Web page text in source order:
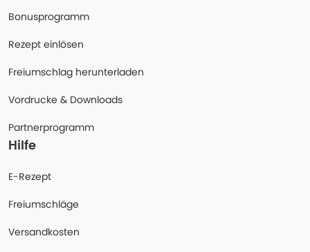
Bonusprogramm
Rezept einlösen
Freiumschlag herunterladen
Vordrucke & Downloads
Partnerprogramm
Hilfe
E-Rezept
Freiumschläge
Versandkosten